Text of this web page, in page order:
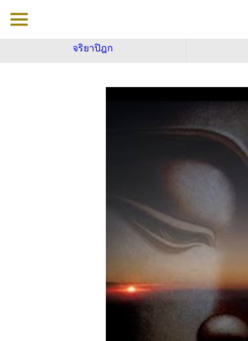
จริยาปิฎก